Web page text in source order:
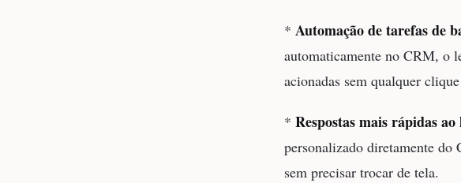
* Automação de tarefas de
automaticamente no CRM, o
acionadas sem qualquer
* Respostas mais rápidas ao
personalizado diretamente do
sem precisar trocar de tela.